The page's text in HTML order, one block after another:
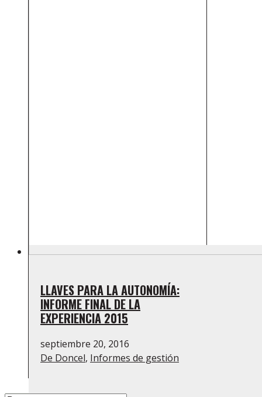
LLAVES PARA LA AUTONOMÍA:
INFORME FINAL DE LA
EXPERIENCIA 2015
septiembre 20, 2016
De Doncel, Informes de gestión